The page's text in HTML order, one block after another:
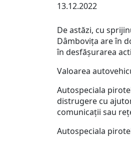
13.12.2022
De astăzi, cu
Dâmbovița are în
în desfășurarea
Valoarea
Autospeciala
distrugere cu
comunicaţii sau
Autospeciala